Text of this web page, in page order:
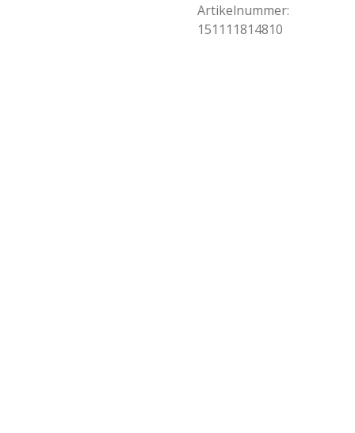
Artikelnummer:
151111814810